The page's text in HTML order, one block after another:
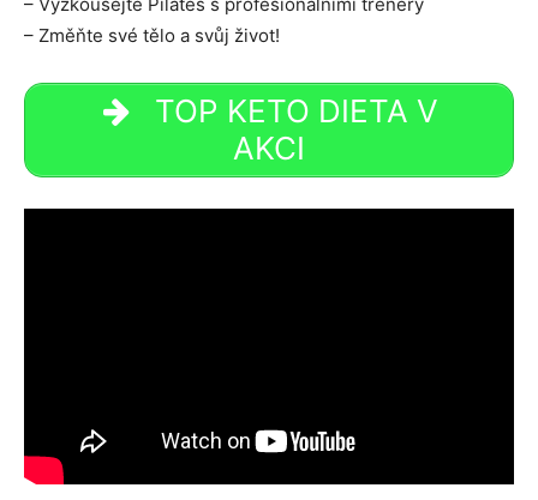
– Změňte své tělo a svůj život!
TOP KETO DIETA V
AKCI